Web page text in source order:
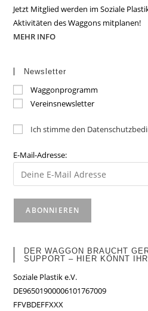
Jetzt Mitglied werden im Soziale
Aktivitäten des Waggons mitplanen!
MEHR INFO
Newsletter
Waggonprogramm
Vereinsnewsletter
Ich stimme den
E-Mail-Adresse:
DER WAGGON BRAUCHT
SUPPORT – HIER KÖNNT
Soziale Plastik e.V.
DE96501900006101767009
FFVBDEFFXXX